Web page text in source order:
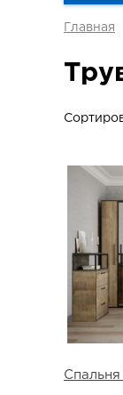
Главная